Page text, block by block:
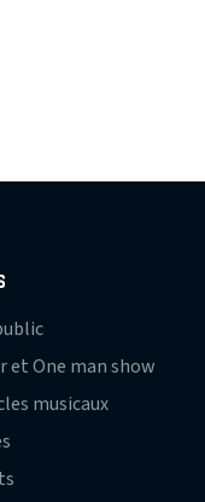
et One man show
musicaux